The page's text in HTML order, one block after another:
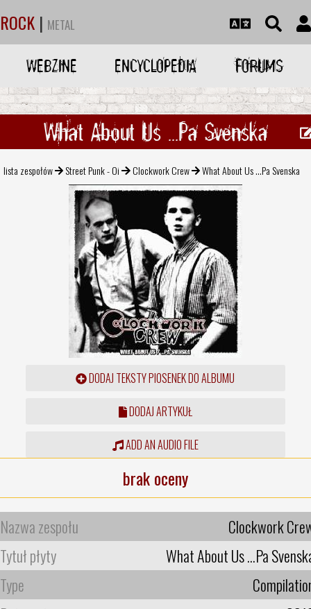
ROCK | METAL
WEBZINE ENCYCLOPEDIA FORUMS
What About Us ...Pa Svenska
lista zespołów Street Punk - Oi Clockwork Crew What About Us ...Pa Svenska
DODAJ TEKSTY PIOSENEK DO ALBUMU
DODAJ ARTYKUŁ
ADD AN AUDIO FILE
brak oceny
Nazwa zespołu
Clockwork
Tytuł płyty
What About Us ...Pa
Type